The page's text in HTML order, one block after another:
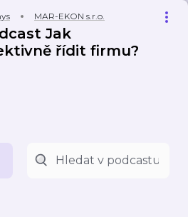
MAR-EKON s.r.o.
Jak
řídit firmu?